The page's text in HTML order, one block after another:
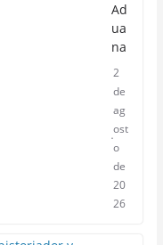
Ad
ua
na
2
de
ag
ost
o
de
20
26